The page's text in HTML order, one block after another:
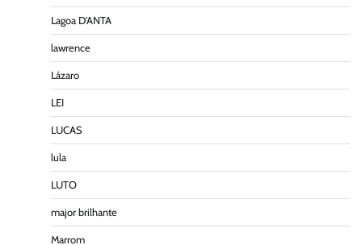
Lagoa D'ANTA
lawrence
Lázaro
LEI
LUCAS
lula
LUTO
major brilhante
Marrom